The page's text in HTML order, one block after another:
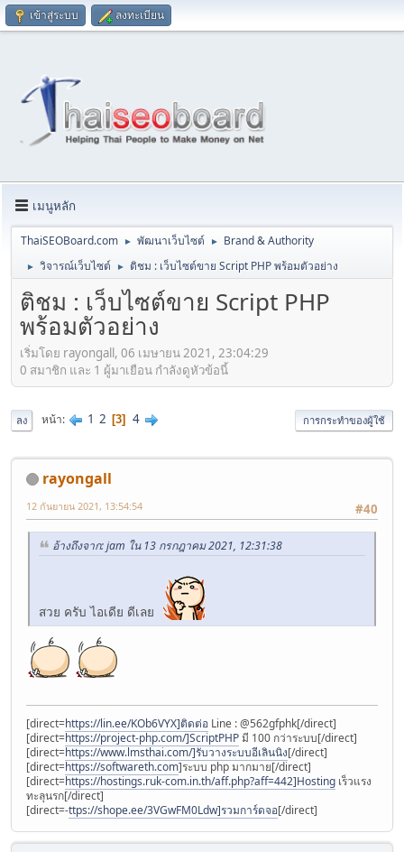
เข้าสู่ระบบ ลงทะเบียน
เมนูหลัก
ThaiSEOBoard.com ► พัฒนาเว็บไซต์ ► Brand & Authority
► วิจารณ์เว็บไซต์ ► ติชม : เว็บไซต์ขาย Script PHP พร้อมตัวอย่าง
ติชม : เว็บไซต์ขาย Script PHP
พร้อมตัวอย่าง
เริ่มโดย rayongall, 06 เมษายน 2021, 23:04:29
0 สมาชิก และ 1 ผู้มาเยือน กำลังดูหัวข้อนี้
ลง หน้า 1 2 3 4 การกระทำของผู้ใช้
rayongall
#40
12 กันยายน 2021, 13:54:54
อ้างถึงจาก: jam ใน 13 กรกฎาคม 2021, 12:31:38
สวย ครับ ไอเดีย ดีเลย
[direct=https://lin.ee/KOb6VYX]ติดต่อ Line : @562gfphk[/direct]
[direct=https://project-php.com/]ScriptPHPมี 100 กว่าระบบ[/direct]
[direct=https://www.lmsthai.com/]รับวางระบบอีเลินนิง[/direct]
[direct=https://softwareth.com]ระบบ php มากมาย[/direct]
[direct=https://hostings.ruk-com.in.th/aff.php?aff=442]Hosting เร็วแรง
ทะลุนรก[/direct]
[direct=-ttps://shope.ee/3VGwFM0Ldw]รวมการ์ดจอ[/direct]